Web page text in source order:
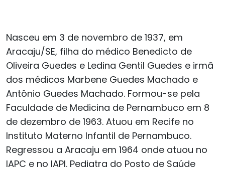
Nasceu em 3 de novembro de 1937, em
Aracaju/SE, filha do médico Benedicto de
Oliveira Guedes e Ledina Gentil Guedes e irmã
dos médicos Marbene Guedes Machado e
Antônio Guedes Machado. Formou-se pela
Faculdade de Medicina de Pernambuco em 8
de dezembro de 1963. Atuou em Recife no
Instituto Materno Infantil de Pernambuco.
Regressou a Aracaju em 1964 onde atuou no
IAPC e no IAPI. Pediatra do Posto de Saúde